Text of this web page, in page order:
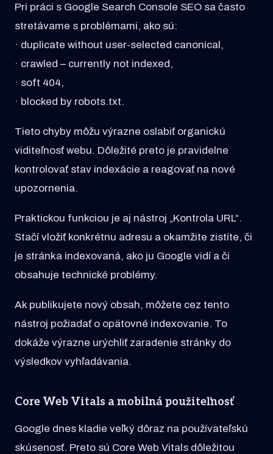
Pri práci s Google Search Console SEO sa často
stretávame s problémami, ako sú:
· duplicate without user-selected canonical,
· crawled – currently not indexed,
· soft 404,
· blocked by robots.txt.
Tieto chyby môžu výrazne oslabiť organickú
viditeľnosť webu. Dôležité preto je pravidelne
kontrolovať stav indexácie a reagovať na nové
upozornenia.
Praktickou funkciou je aj nástroj „Kontrola URL“.
Stačí vložiť konkrétnu adresu a okamžite zistíte, či
je stránka indexovaná, ako ju Google vidí a či
obsahuje technické problémy.
Ak publikujete nový obsah, môžete cez tento
nástroj požiadať o opätovné indexovanie. To
dokáže výrazne urýchliť zaradenie stránky do
výsledkov vyhľadávania.
Core Web Vitals a mobilná použiteľnosť
Google dnes kladie veľký dôraz na používateľskú
skúsenosť. Preto sú Core Web Vitals dôležitou